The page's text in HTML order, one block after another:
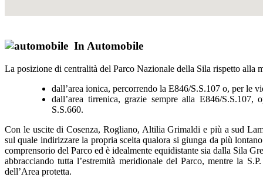
In Automobile
La posizione di centralità del Parco Nazionale della Sila rispetto
dall’area ionica, percorrendo la E846/S.S.107 o, per le
dall’area tirrenica, grazie sempre alla E846/
S.S.660.
Con le uscite di Cosenza, Rogliano, Altilia Grimaldi e più a sud
sul quale indirizzare la propria scelta qualora si giunga da più
comprensorio del Parco ed è idealmente equidistante sia dalla Sila
abbracciando tutta l’estremità meridionale del Parco, mentre la
dell’Area protetta.